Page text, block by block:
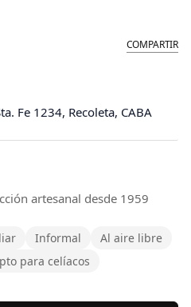
COMPARTIR
Fe 1234, Recoleta, CABA
artesanal desde 1959
Informal
Al aire libre
para celíacos